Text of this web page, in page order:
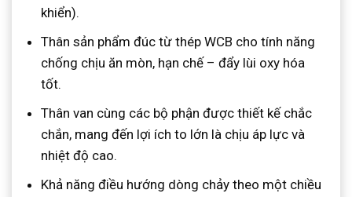
khiển).
Thân sản phẩm đúc từ thép WCB cho tính năng
chống chịu ăn mòn, hạn chế – đẩy lùi oxy hóa
tốt.
Thân van cùng các bộ phận được thiết kế chắc
chắn, mang đến lợi ích to lớn là chịu áp lực và
nhiệt độ cao.
Khả năng điều hướng dòng chảy theo một chiều